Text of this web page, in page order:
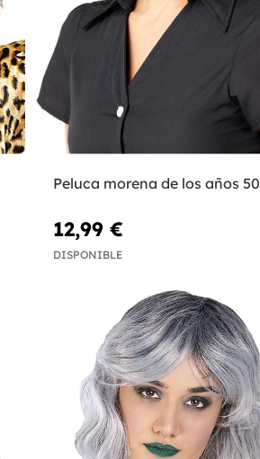
Peluca morena de los años 50
12,99 €
DISPONIBLE